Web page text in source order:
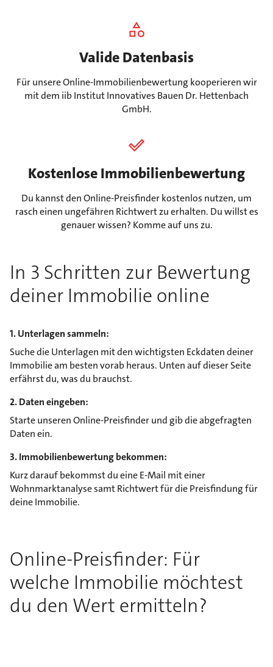
Valide Datenbasis
Für unsere Online-Immobilienbewertung kooperieren wir
mit dem iib Institut Innovatives Bauen Dr. Hettenbach
GmbH.
Kostenlose Immobilienbewertung
Du kannst den Online-Preisfinder kostenlos nutzen, um
rasch einen ungefähren Richtwert zu erhalten. Du willst es
genauer wissen? Komme auf uns zu.
In 3 Schritten zur Bewertung
deiner Immobilie online
1. Unterlagen sammeln:
Suche die Unterlagen mit den wichtigsten Eckdaten deiner
Immobilie am besten vorab heraus. Unten auf dieser Seite
erfährst du, was du brauchst.
2. Daten eingeben:
Starte unseren Online-Preisfinder und gib die abgefragten
Daten ein.
3. Immobilienbewertung bekommen:
Kurz darauf bekommst du eine E-Mail mit einer
Wohnmarktanalyse samt Richtwert für die Preisfindung für
deine Immobilie.
Online-Preisfinder: Für
welche Immobilie möchtest
du den Wert ermitteln?